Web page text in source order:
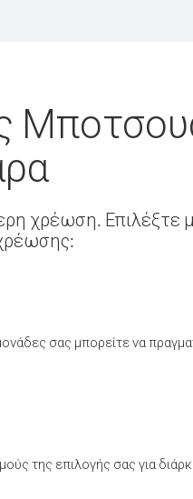
χρέωση. Επιλέξτε
σας μπορείτε να
της επιλογής σας για